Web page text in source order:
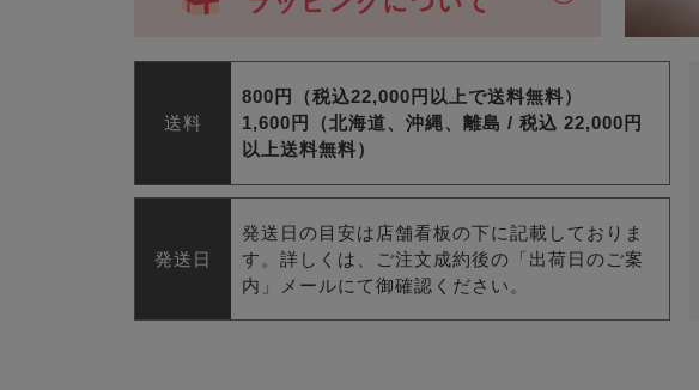
送料
800円（税込22,000円以上で送料無料）
1,600円（北海道、沖縄、離島 /税込 22,000円
以上送料無料）
発送日
発送日の目安は店舗看板の下に記載しておりま
す。詳しくは、ご注文成約後の「出荷日のご案
内」メールにて御確認ください。